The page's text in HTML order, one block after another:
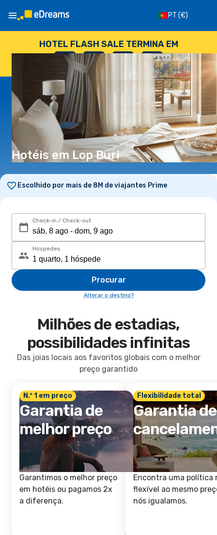
PT (€)
HOTEL FLASH SALE TERMINA EM
--
DIAS
: --
HORAS
: --
SEGUNDOS
Hotéis em Lop Buri
Escolhido por mais de 8M de viajantes Prime
Check-in / Check-out
Hóspedes
Procurar
Alterar o destino?
Milhões de estadias,
possibilidades infinitas
Das joias locais aos favoritos globais com o melhor
preço garantido
N.º 1 em preço
Garantia de
melhor preço
Garantimos o melhor preço
em hotéis ou pagamos 2x
a diferença.
Flexibilidade total
Garantia de
Encontra uma política
flexível ao mesmo
nós igualamos.